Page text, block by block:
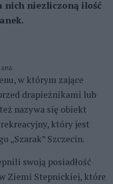
nich niezliczoną ilość
w którym zające
drapieżnikami lub
nazywa się obiekt
który jest
„Szarak” Szczecin.
swoją posiadłość
Ziemi Stepnickiej, które